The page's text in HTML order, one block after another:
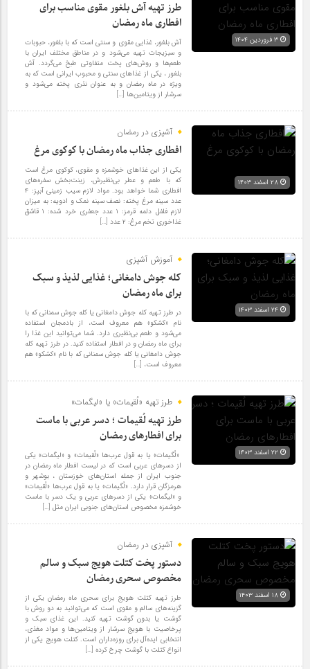
طرز تهیه آش بلغور مقوی مناسب برای
افطاری ماه رمضان
آش بلغور، غذایی مقوی و سنتی است که با بلغور، حبوبات
و سبزیجات تهیه می‌شود و در مناطق مختلف ایران با
طعم‌ها و روش‌های پخت متفاوتی طبخ می‌گردد. آش
بلغور ، یکی از غذاهای سنتی و محبوب ایرانی است که به
ویژه در ماه رمضان و به عنوان نذری پخته می‌شود و
سرشار از ویتامین‌ها […]
آشپزی در رمضان
افطاری جذاب ماه رمضان با کوکوی مرغ
یکی از این غذاهای خوشمزه و مقوی، کوکوی مرغ است
که با طعم و عطر بی‌نظیرش، زینت‌بخش سفره‌های
افطاری شما خواهد بود. مواد لازم سیب زمینی آبپز: ۴
عدد سینه مرغ پخته: نصف سینه نمک و ادویه: به میزان
لازم فلفل دلمه قرمز: ۱ عدد جعفری خرد شده: ۱ قاشق
غذاخوری تخم مرغ: ۲ عدد […]
آموزش آشپزی
کله جوش دامغانی؛ غذایی لذیذ و سبک
برای ماه رمضان
در طرز تهیه کله جوش دامغانی یا کله جوش سمنانی که با
نام «کشکو» هم معروف است، از بادمجان استفاده
می‌شود و طعم بی‌نظیری دارد. شما می‌توانید این غذا را
برای ماه رمضان و در افطار استفاده کنید. در طرز تهیه کله
جوش دامغانی یا کله جوش سمنانی که با نام «کشکو» هم
معروف است، […]
طرز تهیه «لُقیمات» یا «لیگمات»
طرز تهیه لُقیمات ؛ دسر عربی با ماست
برای افطارهای رمضان
«لُگیمات» یا به قول عرب‌ها «لُقیمات» و «لیگمات» یکی
از دسرهای عربی است که در لیست افطار ماه رمضان در
جنوب ایران از جمله استان‌های خوزستان ، بوشهر و
هرمزگان قرار دارد. «لُگیمات» یا به قول عرب‌ها «لُقیمات»
و «لیگمات» یکی از دسرهای عربی و یک دسر با ماست
خوشمزه مخصوص استان‌های جنوبی ایران مثل […]
آشپزی در رمضان
دستور پخت کتلت هویج سبک و سالم
مخصوص سحری رمضان
طرز تهیه کتلت هویج برای سحری ماه رمضان یکی از
گزینه‌های سالم و مقوی است که می‌توانید به دو روش با
گوشت یا بدون گوشت تهیه کنید. این غذای سبک و
پرخاصیت با هویج سرشار از ویتامین‌ها و مواد مغذی،
انتخابی ایده‌آل برای روزه‌داران است. کتلت هویج یکی از
انواع کتلت با گوشت چرخ کرده […]